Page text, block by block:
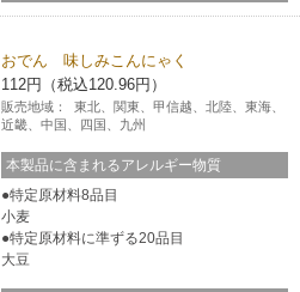
おでん 味しみこんにゃく
112円（税込120.96円）
販売地域：
東北、関東、甲信越、北陸、東海、
近畿、中国、四国、九州
本製品に含まれるアレルギー物質
特定原材料8品目
小麦
特定原材料に準ずる20品目
大豆